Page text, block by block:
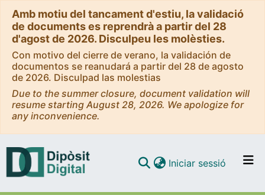
Amb motiu del tancament d'estiu, la validació
de documents es reprendrà a partir del 28
d'agost de 2026. Disculpeu les molèsties.
Con motivo del cierre de verano, la validación de
documentos se reanudará a partir del 28 de agosto
de 2026. Disculpad las molestias
Due to the summer closure, document validation will
resume starting August 28, 2026. We apologize for
any inconvenience.
Iniciar sessió (current)